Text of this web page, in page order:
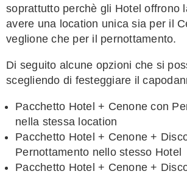
soprattutto perchè gli Hotel offrono
avere una location unica sia per il
veglione che per il pernottamento.
Di seguito alcune opzioni che si
scegliendo di festeggiare il
Pacchetto Hotel + Cenone con
nella stessa location
Pacchetto Hotel + Cenone +
Pernottamento nello stesso Hotel
Pacchetto Hotel + Cenone +